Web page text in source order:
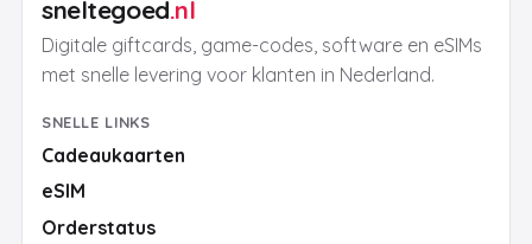
sneltegoed.nl
Digitale giftcards, game-codes, software en eSIMs
met snelle levering voor klanten in Nederland.
SNELLE LINKS
Cadeaukaarten
eSIM
Orderstatus